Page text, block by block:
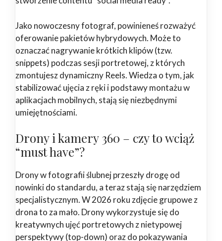
Jako nowoczesny fotograf, powinieneś rozważyć
oferowanie pakietów hybrydowych. Może to
oznaczać nagrywanie krótkich klipów (tzw.
snippets) podczas sesji portretowej, z których
zmontujesz dynamiczny Reels. Wiedza o tym, jak
stabilizować ujęcia z ręki i podstawy montażu w
aplikacjach mobilnych, stają się niezbędnymi
umiejętnościami.
Drony i kamery 360 – czy to wciąż
“must have”?
Drony w fotografii ślubnej przeszły drogę od
nowinki do standardu, a teraz stają się narzędziem
specjalistycznym. W 2026 roku zdjęcie grupowe z
drona to za mało. Drony wykorzystuje się do
kreatywnych ujęć portretowych z nietypowej
perspektywy (top-down) oraz do pokazywania